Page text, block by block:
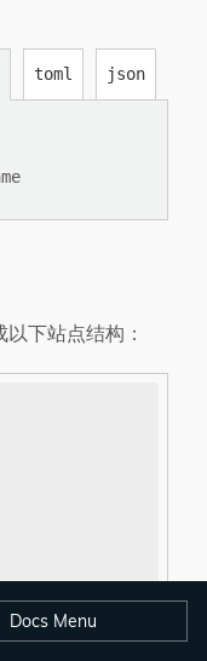
toml json
下站点结构：
Docs Menu